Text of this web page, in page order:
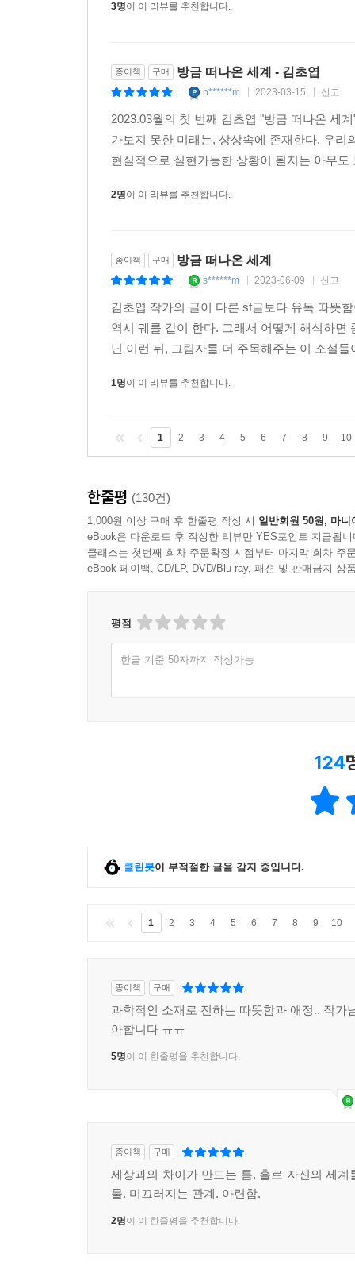
‘인지 공간’의 관리자인 ‘나’와 작고 약한 몸으로
‘나’는 결국 인류의 모든 지식이 담겨 있다고 여겨
기억해내는 일이기도 했다. 우리는 ‘이브’를 통해
소중한 기억들에 대해 되돌아보게 된다. 우리가
공간’에는 정교한 자연의 이치와 세계의 놀라운
태어날 때부터 몸이 작고 연약해서 ‘인지 공간’
탐험하던 중에 들짐승에 의해 죽고 만다. 반년
발견하는데…….
“우리 우주는 수많은 주머니 우주를 가지고 있다.”
갑작스러운 사고로 인해 다른 시간을 살아가게 된
다다른 캐빈 안에서 ‘주머니 우주’를 발견하는
하는 자매가 함께 관람차에 올라 ‘주머니 우주
-
살아가게 된다. 치료 도중 ‘고마워. 사랑해. 더 견딜
보내 울산의 한 낡은 공중 관람차의 조사를 부탁
말이다. 무언가를 이해하기 위해 글을 읽는 사
있다는 다정하면서도 고독한 선언이 담겨 있다.
3명이 이 리뷰를 추천합니다.
종이책 구매 방금 떠나온 세계 - 김초엽
n******m 2023-03-15 신고
2023.03월의 첫 번째 김초엽 "방금 떠나온
가보지 못한 미래는, 상상속에 존재한다. 우
현실적으로 실현가능한 상황이 될지는 아무
2명이 이 리뷰를 추천합니다.
종이책 구매 방금 떠나온 세계
s******m 2023-06-09 신고
김초엽 작가의 글이 다른 sf글보다 유독 따뜻
역시 궤를 같이 한다. 그래서 어떻게 해석하
닌 이런 뒤, 그림자를 더 주목해주는 이 소설
1명이 이 리뷰를 추천합니다.
1 2 3 4 5 6 7 8 9 10
한줄평 (130건)
1,000원 이상 구매 후 한줄평 작성 시 일반회원 50원, 마니
eBook은 다운로드 후 작성한 리뷰만 YES포인트 지급됩니
클래스는 첫번째 회차 주문확정 시점부터 마지막 회차 주
eBook 페이백, CD/LP, DVD/Blu-ray, 패션 및 판매금지 상
평점
한글 기준 50자까지 작성가능
124
클린봇이 부적절한 글을 감지 중입니다.
1 2 3 4 5 6 7 8 9 10
종이책 구매
과학적인 소재로 전하는 따뜻함과 애정.. 작가
아합니다 ㅠㅠ
5명이 이 한줄평을 추천합니다.
종이책 구매
세상과의 차이가 만드는 틈. 홀로 자신의 세계
물. 미끄러지는 관계. 아련함.
2명이 이 한줄평을 추천합니다.